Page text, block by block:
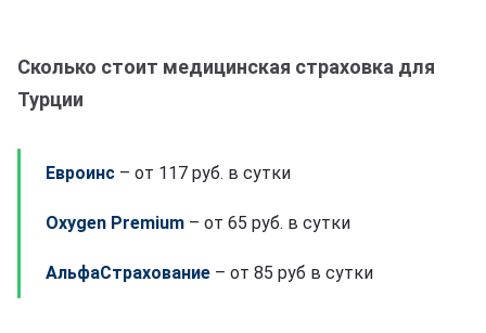
Сколько стоит медицинская страховка для
Турции
Евроинс – от 117 руб. в сутки
Oxygen Premium – от 65 руб. в сутки
АльфаСтрахование – от 85 руб в сутки